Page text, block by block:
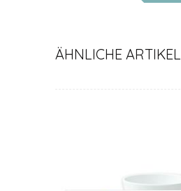
ÄHNLICHE ARTIKEL